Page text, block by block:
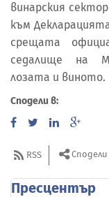
винарския
към
срещата
седалище на
лозата и виното.
Сподели в:
RSS Сподели
Пресцентър